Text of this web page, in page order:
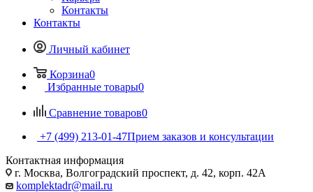
Контакты
Контакты
Личный кабинет
Корзина0
Избранные товары0
Сравнение товаров0
+7 (499) 213-01-47Прием заказов и консультации
Контактная информация
г. Москва, Волгоградский проспект, д. 42, корп. 42А
komplektadr@mail.ru